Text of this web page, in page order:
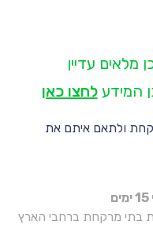
עדיין
המידע לחצו כאן
ולתאם איתם את
בתי מרקחת ברחבי הארץ